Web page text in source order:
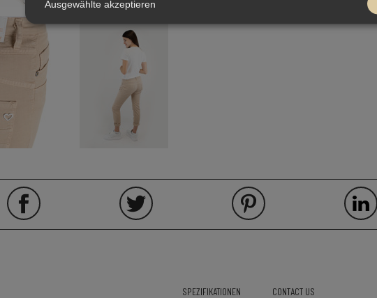
SPEZIFIKATIONEN CONTACT US
Ausgewählte akzeptieren